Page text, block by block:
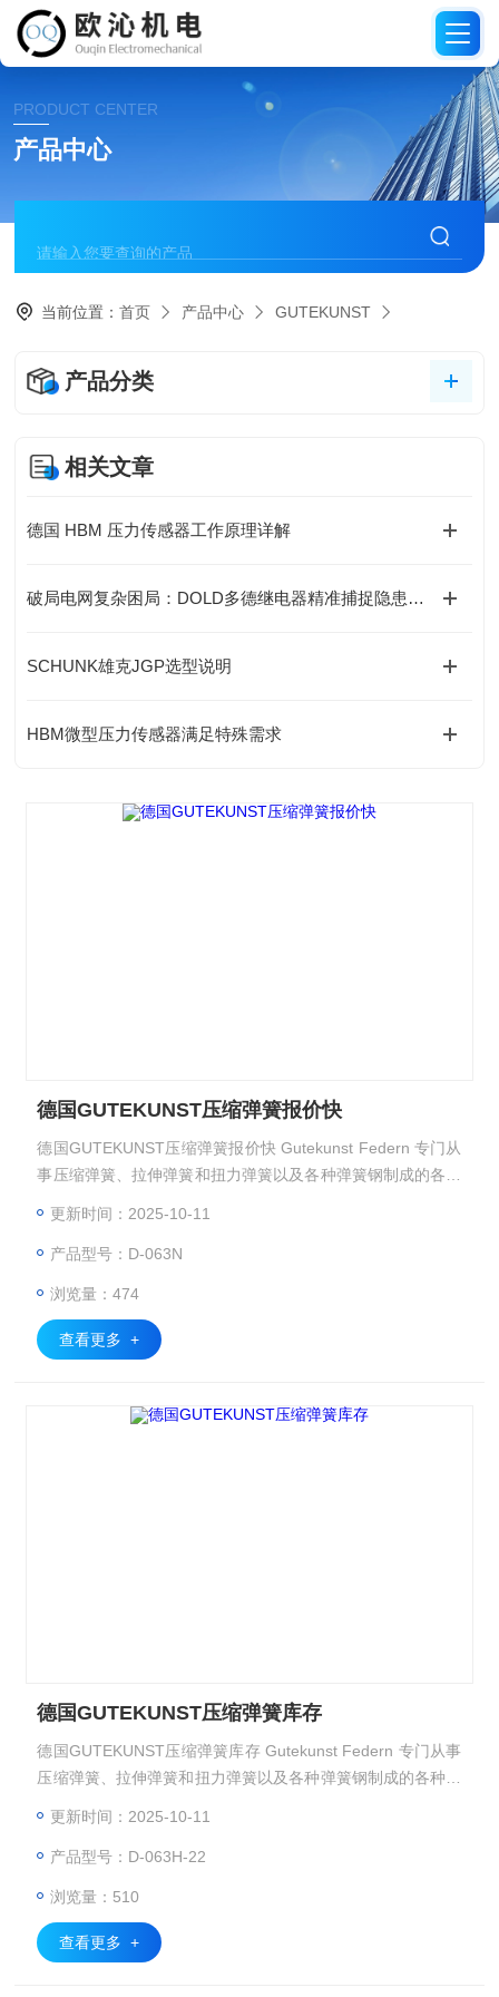
PRODUCT CENTER
产品中心
当前位置：首页 产品中心 GUTEKUNST
产品分类
相关文章
德国 HBM 压力传感器工作原理详解
破局电网复杂困局：DOLD多德继电器精准捕捉隐患的底层逻辑
SCHUNK雄克JGP选型说明
HBM微型压力传感器满足特殊需求
德国GUTEKUNST压缩弹簧报价快
德国GUTEKUNST压缩弹簧报价快 Gutekunst Federn 专门从
事压缩弹簧、拉伸弹簧和扭力弹簧以及各种弹簧钢制成的各种
更新时间：2025-10-11
产品型号：D-063N
浏览量：474
查看更多 +
德国GUTEKUNST压缩弹簧库存
德国GUTEKUNST压缩弹簧库存 Gutekunst Federn 专门从事
压缩弹簧、拉伸弹簧和扭力弹簧以及各种弹簧钢制成的各种弯
更新时间：2025-10-11
产品型号：D-063H-22
浏览量：510
查看更多 +